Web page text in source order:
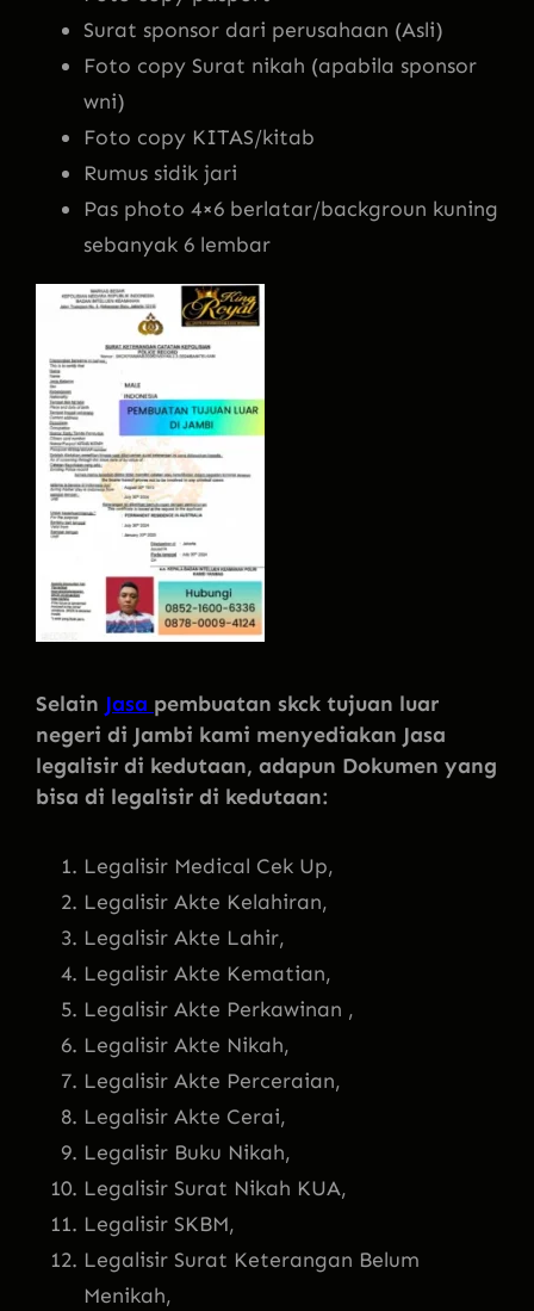
Surat sponsor dari perusahaan (Asli)
Foto copy Surat nikah (apabila sponsor
wni)
Foto copy KITAS/kitab
Rumus sidik jari
Pas photo 4×6 berlatar/backgroun kuning
sebanyak 6 lembar
Selain Jasa pembuatan skck tujuan luar
negeri di Jambi kami menyediakan Jasa
legalisir di kedutaan, adapun Dokumen yang
bisa di legalisir di kedutaan:
Legalisir Medical Cek Up,
Legalisir Akte Kelahiran,
Legalisir Akte Lahir,
Legalisir Akte Kematian,
Legalisir Akte Perkawinan ,
Legalisir Akte Nikah,
Legalisir Akte Perceraian,
Legalisir Akte Cerai,
Legalisir Buku Nikah,
Legalisir Surat Nikah KUA,
Legalisir SKBM,
Legalisir Surat Keterangan Belum
Menikah,